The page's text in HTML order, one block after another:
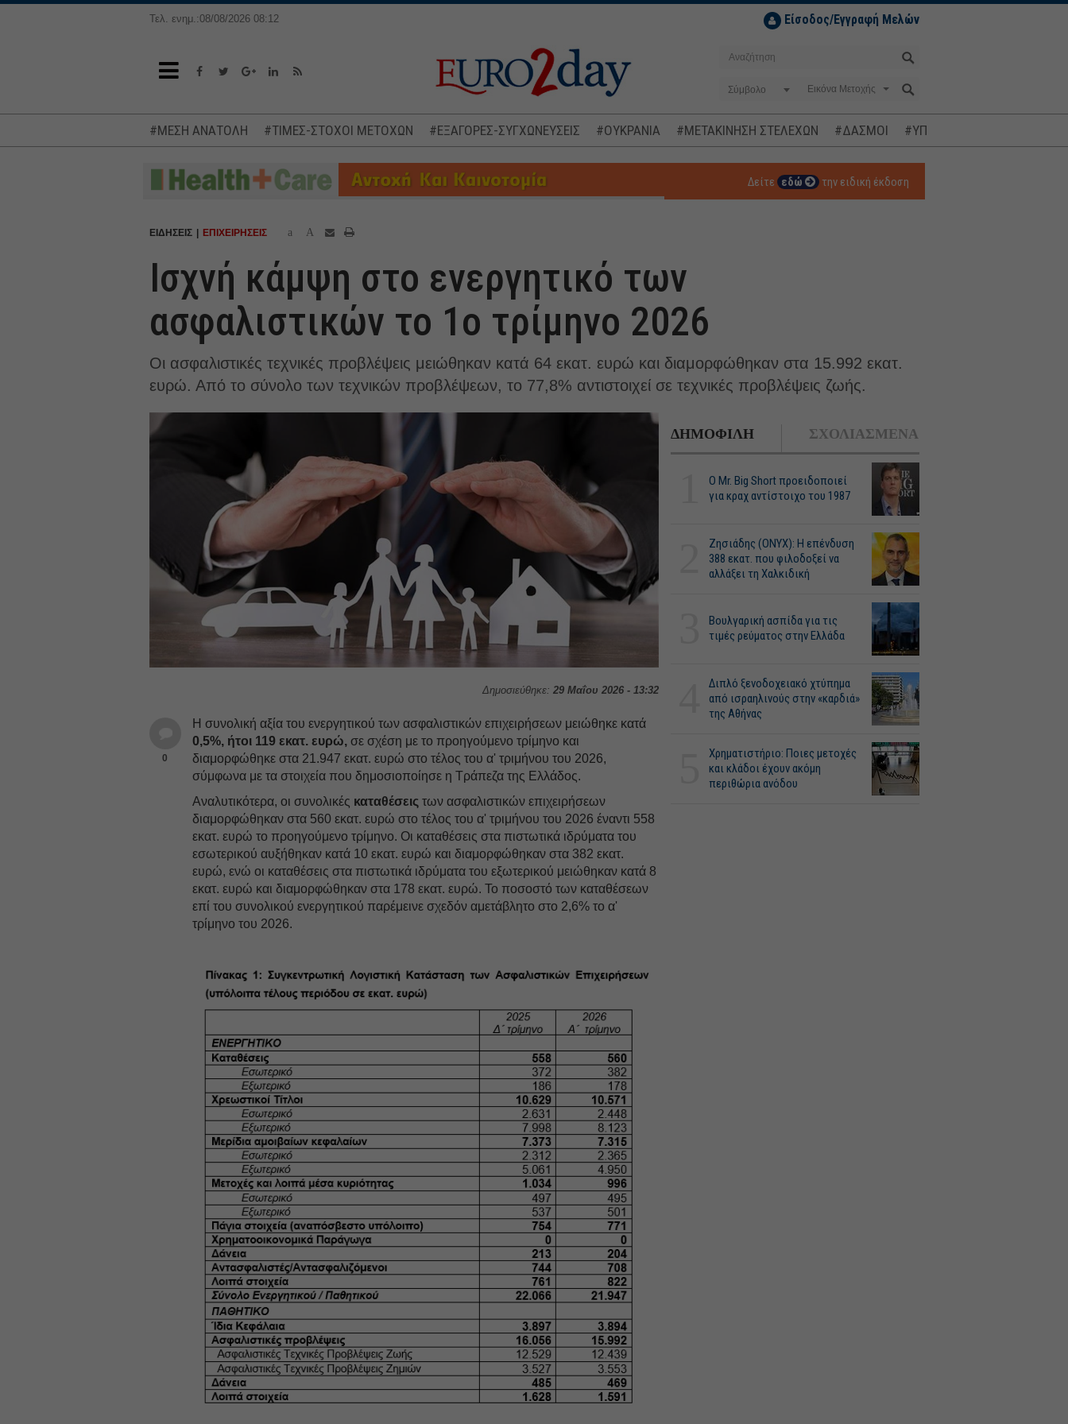
Τελ. ενημ.:08/08/2026 08:12 Είσοδος/Εγγραφή Μελών
Σύμβολο
#ΜΕΣΗ ΑΝΑΤΟΛΗ #ΤΙΜΕΣ-ΣΤΟΧΟΙ ΜΕΤΟΧΩΝ #ΕΞΑΓΟΡΕΣ-ΣΥΓΧΩΝΕΥΣΕΙΣ #ΟΥΚΡΑΝΙΑ #ΜΕΤΑΚΙΝΗΣΗ ΣΤΕΛΕΧΩΝ #ΔΑΣΜΟΙ #ΥΠΟΚΛΟΠΕΣ
Δείτε εδώ την ειδική έκδοση
ΕΙΔΗΣΕΙΣ ΕΠΙΧΕΙΡΗΣΕΙΣ a A
Ισχνή κάμψη στο ενεργητικό των
ασφαλιστικών το 1ο τρίμηνο 2026
Οι ασφαλιστικές τεχνικές προβλέψεις μειώθηκαν κατά 64 εκατ. ευρώ και διαμορφώθηκαν στα 15.992 εκατ.
ευρώ. Από το σύνολο των τεχνικών προβλέψεων, το 77,8% αντιστοιχεί σε τεχνικές προβλέψεις ζωής.
Δημοσιεύθηκε: 29 Μαΐου 2026 - 13:32
0
Η συνολική αξία του ενεργητικού των ασφαλιστικών επιχειρήσεων μειώθηκε κατά
0,5%, ήτοι 119 εκατ. ευρώ, σε σχέση με το προηγούμενο τρίμηνο και
διαμορφώθηκε στα 21.947 εκατ. ευρώ στο τέλος του α' τριμήνου του 2026,
σύμφωνα με τα στοιχεία που δημοσιοποίησε η Τράπεζα της Ελλάδος.
Αναλυτικότερα, οι συνολικές καταθέσεις των ασφαλιστικών επιχειρήσεων
διαμορφώθηκαν στα 560 εκατ. ευρώ στο τέλος του α' τριμήνου του 2026 έναντι 558
εκατ. ευρώ το προηγούμενο τρίμηνο. Oι καταθέσεις στα πιστωτικά ιδρύματα του
εσωτερικού αυξήθηκαν κατά 10 εκατ. ευρώ και διαμορφώθηκαν στα 382 εκατ.
ευρώ, ενώ οι καταθέσεις στα πιστωτικά ιδρύματα του εξωτερικού μειώθηκαν κατά 8
εκατ. ευρώ και διαμορφώθηκαν στα 178 εκατ. ευρώ. Το ποσοστό των καταθέσεων
επί του συνολικού ενεργητικού παρέμεινε σχεδόν αμετάβλητο στο 2,6% το α'
τρίμηνο του 2026.
ΔΗΜΟΦΙΛΗ ΣΧΟΛΙΑΣΜΕΝΑ
O Mr. Big Short προειδοποιεί
για κραχ αντίστοιχο του 1987
Ζησιάδης (ONYX): Η επένδυση
388 εκατ. που φιλοδοξεί να
αλλάξει τη Χαλκιδική
Βουλγαρική ασπίδα για τις
τιμές ρεύματος στην Ελλάδα
Διπλό ξενοδοχειακό χτύπημα
από ισραηλινούς στην «καρδιά»
της Αθήνας
Χρηματιστήριο: Ποιες μετοχές
και κλάδοι έχουν ακόμη
περιθώρια ανόδου